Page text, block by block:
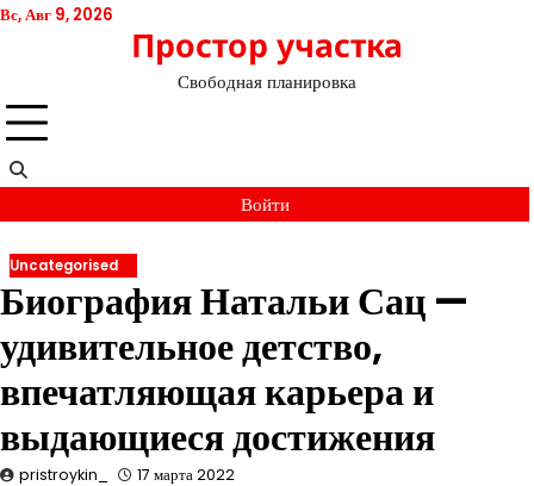
Перейти
Вс, Авг 9, 2026
Простор участка
Свободная планировка
Войти
Uncategorised
Биография Натальи Сац —
удивительное детство,
впечатляющая карьера и
выдающиеся достижения
pristroykin_ 17 марта 2022